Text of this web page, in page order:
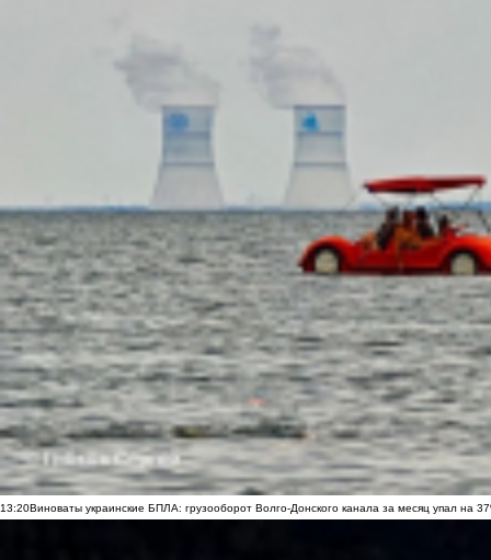
13:20Виноваты украинские БПЛА: грузооборот Волго-Донского канала за месяц упал на